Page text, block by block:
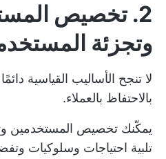
2. تخصيص
وتجزئة
لا تنجح الأساليب القياسية
بالاحتفاظ بالعملاء.
يمكّنك تخصيص المستخدمين
تلبية احتياجات وسلوكيات